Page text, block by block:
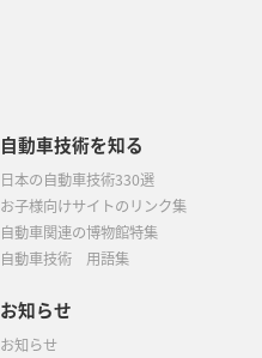
自動車技術を知る
日本の自動車技術330選
お子様向けサイトのリンク集
自動車関連の博物館特集
自動車技術 用語集
お知らせ
お知らせ